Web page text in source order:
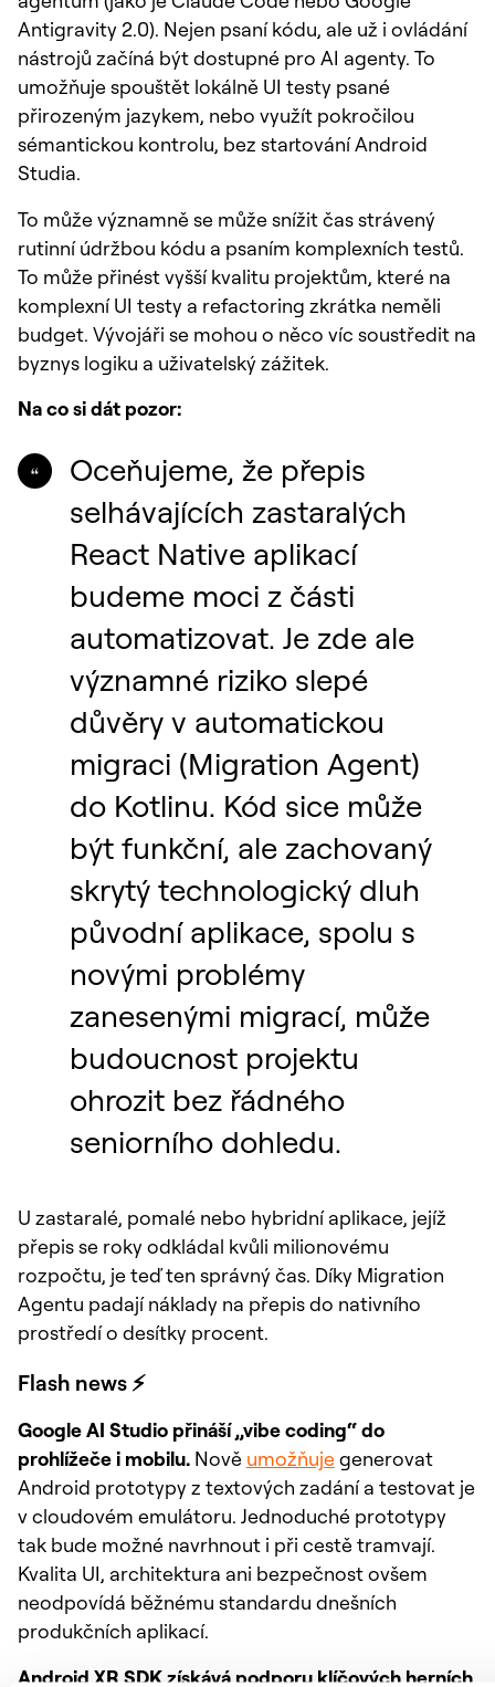
Antigravity 2.0). Nejen psaní kódu, ale už i ovládání
nástrojů začíná být dostupné pro AI agenty. To
umožňuje spouštět lokálně UI testy psané
přirozeným jazykem, nebo využít pokročilou
sémantickou kontrolu, bez startování Android
Studia.
To může významně se může snížit čas strávený
rutinní údržbou kódu a psaním komplexních testů.
To může přinést vyšší kvalitu projektům, které na
komplexní UI testy a refactoring zkrátka neměli
budget. Vývojáři se mohou o něco víc soustředit na
byznys logiku a uživatelský zážitek.
Na co si dát pozor:
Oceňujeme, že přepis
selhávajících zastaralých
React Native aplikací
budeme moci z části
automatizovat. Je zde ale
významné riziko slepé
důvěry v automatickou
migraci (Migration Agent)
do Kotlinu. Kód sice může
být funkční, ale zachovaný
skrytý technologický dluh
původní aplikace, spolu s
novými problémy
zanesenými migrací, může
budoucnost projektu
ohrozit bez řádného
seniorního dohledu.
U zastaralé, pomalé nebo hybridní aplikace, jejíž
přepis se roky odkládal kvůli milionovému
rozpočtu, je teď ten správný čas. Díky Migration
Agentu padají náklady na přepis do nativního
prostředí o desítky procent.
Flash news ⚡
Google AI Studio přináší „vibe coding“ do
prohlížeče i mobilu. Nově umožňujegenerovat
Android prototypy z textových zadání a testovat je
v cloudovém emulátoru. Jednoduché prototypy
tak bude možné navrhnout i při cestě tramvají.
Kvalita UI, architektura ani bezpečnost ovšem
neodpovídá běžnému standardu dnešních
produkčních aplikací.
Android XR SDK získává podporu klíčových herních